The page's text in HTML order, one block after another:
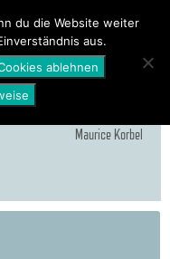
NEWS
Maurice Korbel
du die Website weiter
aus.
ablehnen